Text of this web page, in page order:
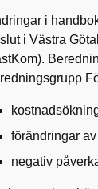
i
i Västra
förändringar
negativ